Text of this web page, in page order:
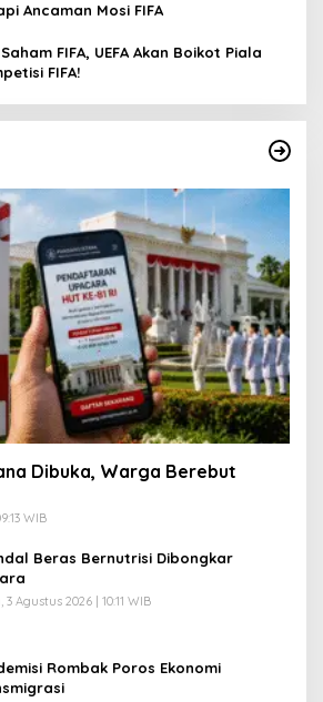
Ancaman Mosi FIFA
FIFA, UEFA Akan Boikot Piala
FIFA!
Dibuka, Warga Berebut
WIB
Beras Bernutrisi Dibongkar
3 Agustus 2026 | 10:11 WIB
Rombak Poros Ekonomi